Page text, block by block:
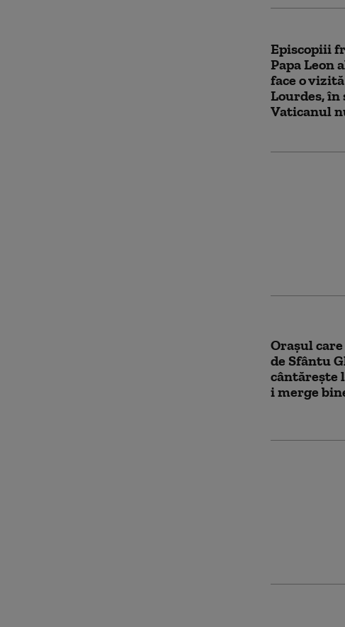
Episcopiii
Papa Leon
face o
Lourdes, în
Vaticanul
Orașul
de Sfântu
cântăreşte
i merge